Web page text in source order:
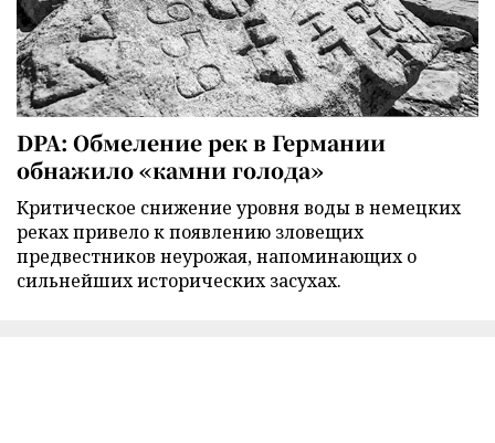
DPA: Обмеление рек в Германии
обнажило «камни голода»
Критическое снижение уровня воды в немецких
реках привело к появлению зловещих
предвестников неурожая, напоминающих о
сильнейших исторических засухах.